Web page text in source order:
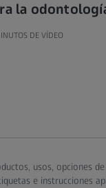
la
DE VÍDEO
usos, opciones
e instrucciones